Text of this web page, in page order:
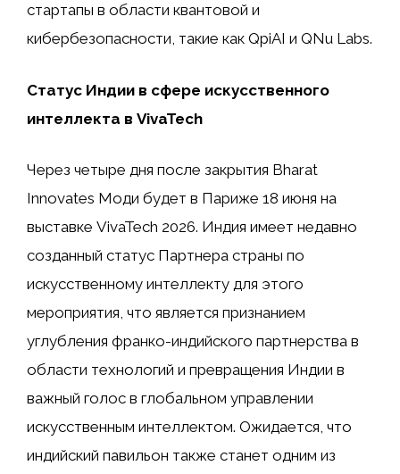
стартапы в области квантовой и
кибербезопасности, такие как QpiAI и QNu Labs.
Статус Индии в сфере искусственного
интеллекта в VivaTech
Через четыре дня после закрытия Bharat
Innovates Моди будет в Париже 18 июня на
выставке VivaTech 2026. Индия имеет недавно
созданный статус Партнера страны по
искусственному интеллекту для этого
мероприятия, что является признанием
углубления франко-индийского партнерства в
области технологий и превращения Индии в
важный голос в глобальном управлении
искусственным интеллектом. Ожидается, что
индийский павильон также станет одним из